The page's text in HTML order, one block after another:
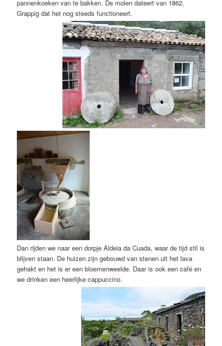
pannenkoeken van te bakken. De molen dateert van 1862.
Grappig dat het nog steeds functioneert.
Dan rijden we naar een dorpje Aldeia da Cuada, waar de tijd stil is
blijven staan. De huizen zijn gebouwd van stenen uit het lava
gehakt en het is er een bloemenweelde. Daar is ook een café en
we drinken een heerlijke cappuccino.